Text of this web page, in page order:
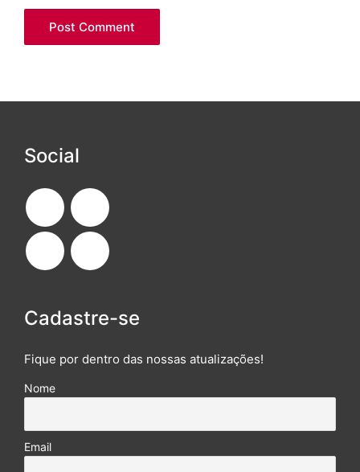
Social
Cadastre-se
Fique por dentro das nossas atualizações!
Nome
Email